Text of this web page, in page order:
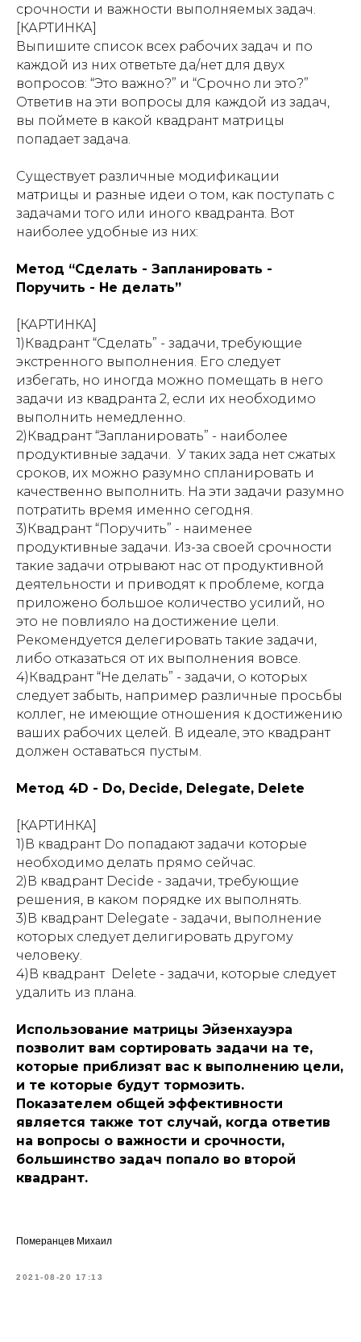
срочности и важности выполняемых задач.
[КАРТИНКА]
Выпишите список всех рабочих задач и по
каждой из них ответьте да/нет для двух
вопросов: “Это важно?” и “Срочно ли это?”
Ответив на эти вопросы для каждой из задач,
вы поймете в какой квадрант матрицы
попадает задача.
Существует различные модификации
матрицы и разные идеи о том, как поступать с
задачами того или иного квадранта. Вот
наиболее удобные из них:
Метод “Сделать - Запланировать -
Поручить - Не делать”
[КАРТИНКА]
1)Квадрант “Сделать” - задачи, требующие
экстренного выполнения. Его следует
избегать, но иногда можно помещать в него
задачи из квадранта 2, если их необходимо
выполнить немедленно.
2)Квадрант “Запланировать” - наиболее
продуктивные задачи. У таких зада нет сжатых
сроков, их можно разумно спланировать и
качественно выполнить. На эти задачи разумно
потратить время именно сегодня.
3)Квадрант “Поручить” - наименее
продуктивные задачи. Из-за своей срочности
такие задачи отрывают нас от продуктивной
деятельности и приводят к проблеме, когда
приложено большое количество усилий, но
это не повлияло на достижение цели.
Рекомендуется делегировать такие задачи,
либо отказаться от их выполнения вовсе.
4)Квадрант “Не делать” - задачи, о которых
следует забыть, например различные просьбы
коллег, не имеющие отношения к достижению
ваших рабочих целей. В идеале, это квадрант
должен оставаться пустым.
Метод 4D - Do, Decide, Delegate, Delete
[КАРТИНКА]
1)В квадрант Do попадают задачи которые
необходимо делать прямо сейчас.
2)В квадрант Decide - задачи, требующие
решения, в каком порядке их выполнять.
3)В квадрант Delegate - задачи, выполнение
которых следует делигировать другому
человеку.
4)В квадрант Delete - задачи, которые следует
удалить из плана.
Использование матрицы Эйзенхауэра
позволит вам сортировать задачи на те,
которые приблизят вас к выполнению цели,
и те которые будут тормозить.
Показателем общей эффективности
является также тот случай, когда ответив
на вопросы о важности и срочности,
большинство задач попало во второй
квадрант.
Померанцев Михаил
2021-08-20 17:13